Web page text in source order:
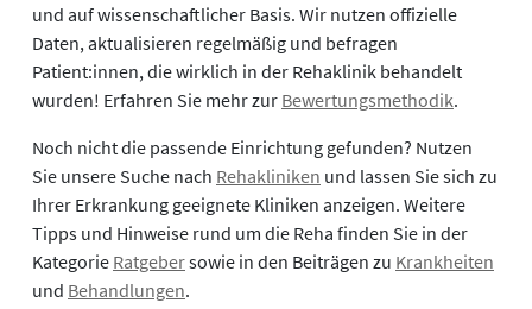
und auf wissenschaftlicher Basis. Wir nutzen offizielle
Daten, aktualisieren regelmäßig und befragen
Patient:innen, die wirklich in der Rehaklinik behandelt
wurden! Erfahren Sie mehr zur Bewertungsmethodik.
Noch nicht die passende Einrichtung gefunden? Nutzen
Sie unsere Suche nach Rehakliniken und lassen Sie sich zu
Ihrer Erkrankung geeignete Kliniken anzeigen. Weitere
Tipps und Hinweise rund um die Reha finden Sie in der
Kategorie Ratgebersowie in den Beiträgen zu Krankheiten
und Behandlungen.